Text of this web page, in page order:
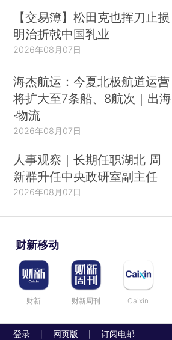
【交易簿】松田克也挥刀止损
明治折戟中国乳业
2026年08月07日
海杰航运：今夏北极航道运营
将扩大至7条船、8航次｜出海
·物流
2026年08月07日
人事观察｜长期任职湖北 周
新群升任中央政研室副主任
2026年08月07日
财新移动
财新 财新周刊 Caixin
登录 网页版 订阅电邮